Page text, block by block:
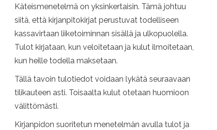
Käteismenetelmä on yksinkertaisin. Tämä johtuu
siitä, että kirjanpitokirjat perustuvat todelliseen
kassavirtaan liiketoiminnan sisällä ja ulkopuolella.
Tulot kirjataan, kun veloitetaan ja kulut ilmoitetaan,
kun heille todella maksetaan.
Tällä tavoin tulotiedot voidaan lykätä seuraavaan
tilikauteen asti. Toisaalta kulut otetaan huomioon
välittömästi.
Kirjanpidon suoritetun menetelmän avulla tulot ja